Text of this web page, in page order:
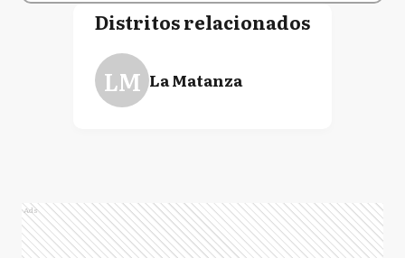
Distritos relacionados
LM La Matanza
Ads